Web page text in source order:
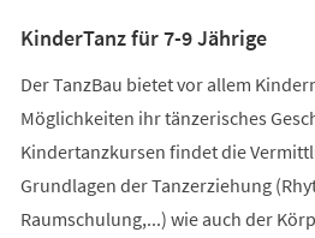
KinderTanz für 7-9 Jährige
Der TanzBau bietet vor allem
Möglichkeiten ihr tänzerisches
Kindertanzkursen findet die
Grundlagen der Tanzerziehung
Raumschulung,...) wie auch der